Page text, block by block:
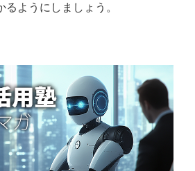
ようにしましょう。